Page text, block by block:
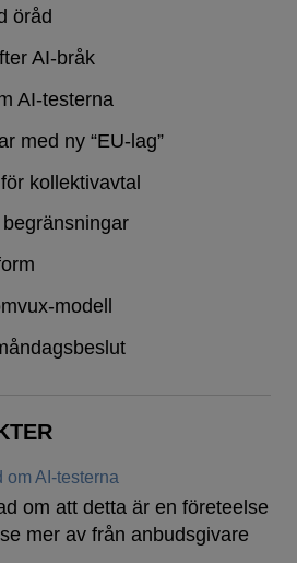
öråd
AI-bråk
AI-testerna
med ny “EU-lag”
kollektivavtal
modell
om AI-testerna
om att detta är en företeelse
mer av från anbudsgivare